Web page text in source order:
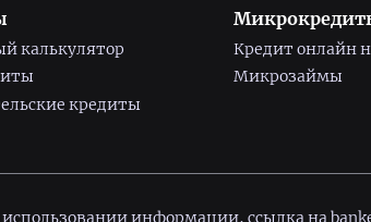
калькулятор
кредиты
Кредит онлайн
Микрозаймы
информации, ссылка на